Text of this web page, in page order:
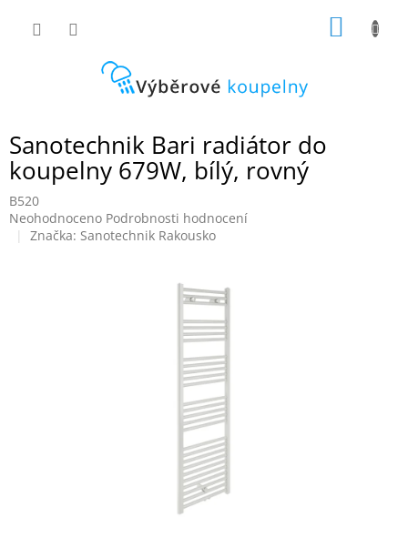
Sanotechnik Bari radiátor do
koupelny 679W, bílý, rovný
B520
Průměrné
hodnocení
Neohodnoceno Podrobnosti hodnocení
Značka: Sanotechnik Rakousko